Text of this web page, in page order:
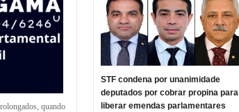
quando
STF condena por unanimidade
deputados por cobrar propina para
liberar emendas parlamentares